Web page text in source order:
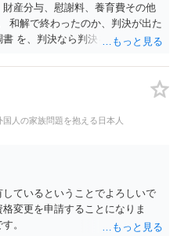
産分与、慰謝料、養育費その他
和解で終わったのか、判決が出た
を、判決なら判決を見せてもら
きるでしょう。 疑問のいくつか
もないと、あなたの方から、父親
国人の家族問題を抱える日本人
ているということでよろしいで
変更を申請することになりま
。